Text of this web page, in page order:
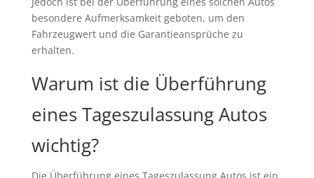
besondere Aufmerksamkeit geboten, um den
Fahrzeugwert und die Garantieansprüche zu
erhalten.
Warum ist die Überführung
eines Tageszulassung Autos
wichtig?